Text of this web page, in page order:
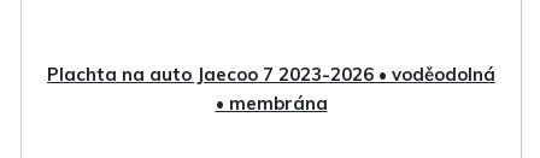
Plachta na auto Jaecoo 7 2023-2026 • voděodolná
• membrána